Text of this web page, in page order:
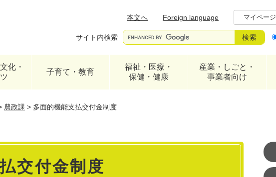
本文へ
Foreign language マイページ
サイト内検索
化・
子育て・教育
福祉・医療・
保健・健康
産業・しごと・
事業者向け
農政課 > 多面的機能支払交付金制度
交付金制度